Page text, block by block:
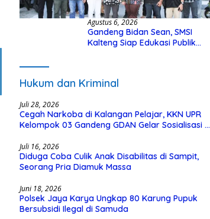
Agustus 6, 2026
Gandeng Bidan Sean, SMSI
Kalteng Siap Edukasi Publik
Hukum dan Kriminal
Juli 28, 2026
Cegah Narkoba di Kalangan Pelajar, KKN UPR
Kelompok 03 Gandeng GDAN Gelar Sosialisasi di
Juli 16, 2026
Diduga Coba Culik Anak Disabilitas di Sampit,
Seorang Pria Diamuk Massa
Juni 18, 2026
Polsek Jaya Karya Ungkap 80 Karung Pupuk
Bersubsidi Ilegal di Samuda